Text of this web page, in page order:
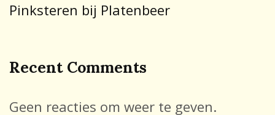
Pinksteren bij Platenbeer
Recent Comments
Geen reacties om weer te geven.